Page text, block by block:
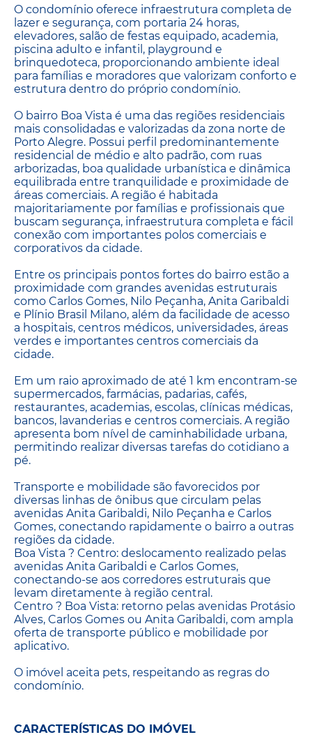
O condomínio oferece infraestrutura completa de
lazer e segurança, com portaria 24 horas,
elevadores, salão de festas equipado, academia,
piscina adulto e infantil, playground e
brinquedoteca, proporcionando ambiente ideal
para famílias e moradores que valorizam conforto e
estrutura dentro do próprio condomínio.
O bairro Boa Vista é uma das regiões residenciais
mais consolidadas e valorizadas da zona norte de
Porto Alegre. Possui perfil predominantemente
residencial de médio e alto padrão, com ruas
arborizadas, boa qualidade urbanística e dinâmica
equilibrada entre tranquilidade e proximidade de
áreas comerciais. A região é habitada
majoritariamente por famílias e profissionais que
buscam segurança, infraestrutura completa e fácil
conexão com importantes polos comerciais e
corporativos da cidade.
Entre os principais pontos fortes do bairro estão a
proximidade com grandes avenidas estruturais
como Carlos Gomes, Nilo Peçanha, Anita Garibaldi
e Plínio Brasil Milano, além da facilidade de acesso
a hospitais, centros médicos, universidades, áreas
verdes e importantes centros comerciais da
cidade.
Em um raio aproximado de até 1 km encontram-se
supermercados, farmácias, padarias, cafés,
restaurantes, academias, escolas, clínicas médicas,
bancos, lavanderias e centros comerciais. A região
apresenta bom nível de caminhabilidade urbana,
permitindo realizar diversas tarefas do cotidiano a
pé.
Transporte e mobilidade são favorecidos por
diversas linhas de ônibus que circulam pelas
avenidas Anita Garibaldi, Nilo Peçanha e Carlos
Gomes, conectando rapidamente o bairro a outras
regiões da cidade.
Boa Vista ? Centro: deslocamento realizado pelas
avenidas Anita Garibaldi e Carlos Gomes,
conectando-se aos corredores estruturais que
levam diretamente à região central.
Centro ? Boa Vista: retorno pelas avenidas Protásio
Alves, Carlos Gomes ou Anita Garibaldi, com ampla
oferta de transporte público e mobilidade por
aplicativo.
O imóvel aceita pets, respeitando as regras do
condomínio.
CARACTERÍSTICAS DO IMÓVEL